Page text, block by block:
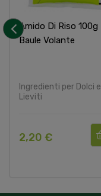
Amido Di Riso 100g
Baule Volante
Ingredienti per Dolci e
Lieviti
2,20 €